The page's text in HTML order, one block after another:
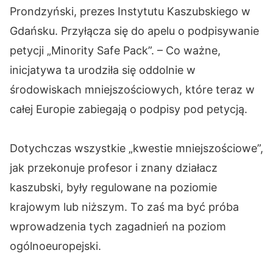
Prondzyński, prezes Instytutu Kaszubskiego w
Gdańsku. Przyłącza się do apelu o podpisywanie
petycji „Minority Safe Pack”. – Co ważne,
inicjatywa ta urodziła się oddolnie w
środowiskach mniejszościowych, które teraz w
całej Europie zabiegają o podpisy pod petycją.
Dotychczas wszystkie „kwestie mniejszościowe”,
jak przekonuje profesor i znany działacz
kaszubski, były regulowane na poziomie
krajowym lub niższym. To zaś ma być próba
wprowadzenia tych zagadnień na poziom
ogólnoeuropejski.